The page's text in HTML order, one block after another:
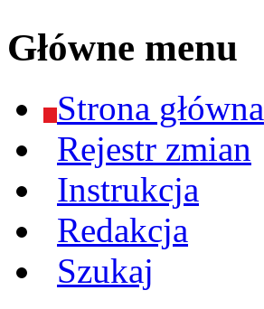
Główne menu
Strona główna
Rejestr zmian
Instrukcja
Redakcja
Szukaj